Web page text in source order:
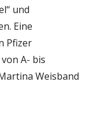
und
Eine
Pfizer
A- bis
Weisband